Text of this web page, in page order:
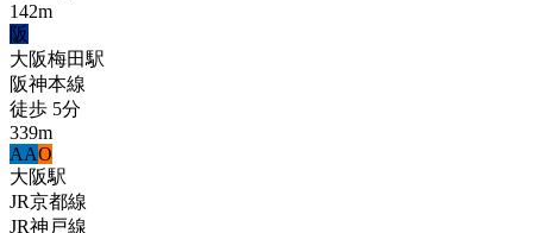
142m
阪
大阪梅田駅
阪神本線
徒歩 5分
339m
AAO
大阪駅
JR京都線
JR神戸線